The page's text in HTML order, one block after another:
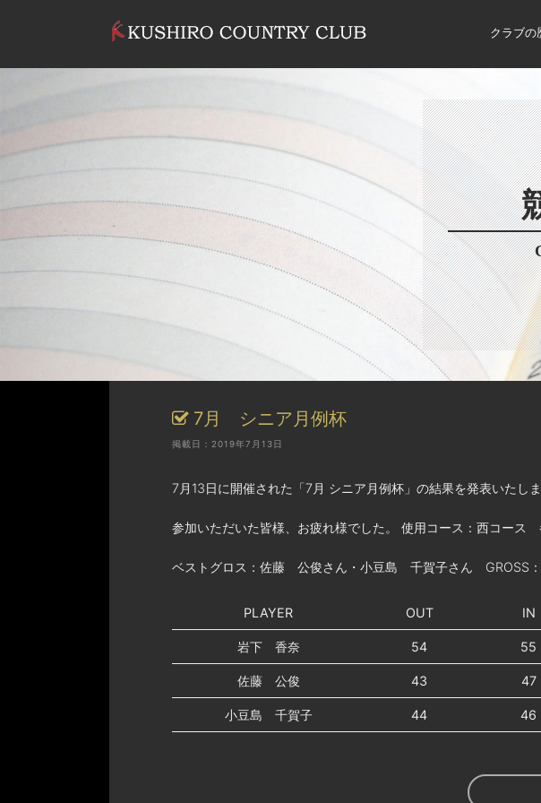
クラブの
7月 シニア月例杯
掲載日：2019年7月13日
7月13日に開催された「7月 シニア月例杯」の結果を発表いたしま
参加いただいた皆様、お疲れ様でした。 使用コース：西コー
ベストグロス：佐藤 公俊さん・小豆島 千賀子さん GROSS
PLAYER OUT IN
岩下 香奈 54 55
佐藤 公俊 43 47
小豆島 千賀子 44 46